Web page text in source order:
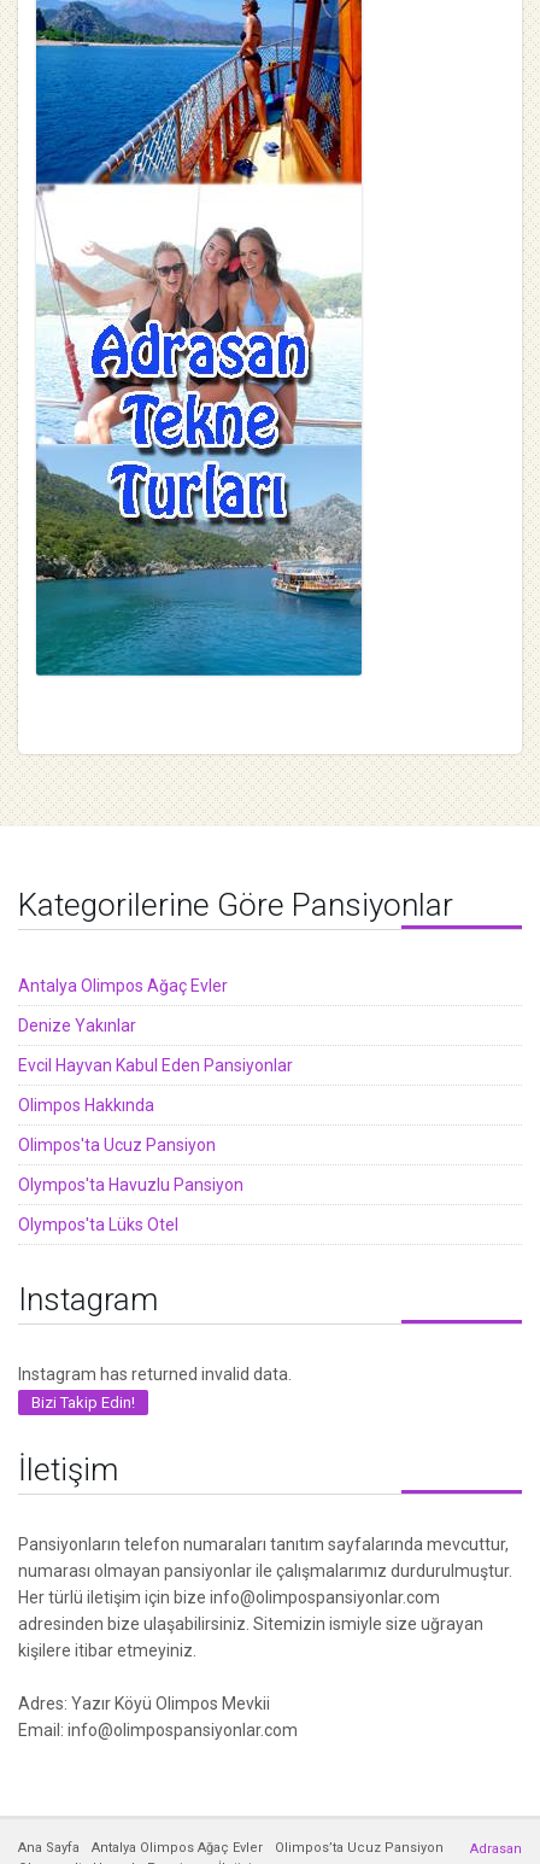
Kategorilerine Göre Pansiyonlar
Antalya Olimpos Ağaç Evler
Denize Yakınlar
Evcil Hayvan Kabul Eden Pansiyonlar
Olimpos Hakkında
Olimpos'ta Ucuz Pansiyon
Olympos'ta Havuzlu Pansiyon
Olympos'ta Lüks Otel
Instagram
Instagram has returned invalid data.
Bizi Takip Edin!
İletişim
Pansiyonların telefon numaraları tanıtım sayfalarında mevcuttur,
numarası olmayan pansiyonlar ile çalışmalarımız durdurulmuştur.
Her türlü iletişim için bize info@olimpospansiyonlar.com
adresinden bize ulaşabilirsiniz. Sitemizin ismiyle size uğrayan
kişilere itibar etmeyiniz.
Adres: Yazır Köyü Olimpos Mevkii
Email: info@olimpospansiyonlar.com
Ana Sayfa Antalya Olimpos Ağaç Evler
Olimpos’ta Ucuz Pansiyon
Adrasan